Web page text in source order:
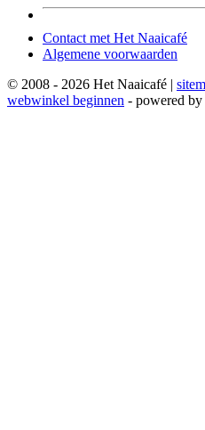
Contact met Het Naaicafé
Algemene voorwaarden
© 2008 - 2026 Het Naaicafé |
webwinkel beginnen - powered by